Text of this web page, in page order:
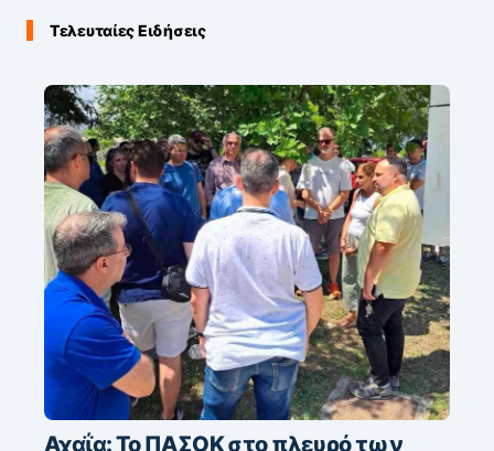
Τελευταίες Ειδήσεις
Αχαΐα: Το ΠΑΣΟΚ στο πλευρό των